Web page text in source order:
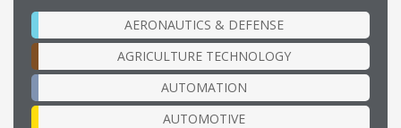
AERONAUTICS & DEFENSE
AGRICULTURE TECHNOLOGY
AUTOMATION
AUTOMOTIVE